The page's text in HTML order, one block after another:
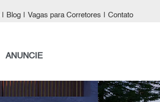
Blog Vagas para Corretores Contato
ANUNCIE